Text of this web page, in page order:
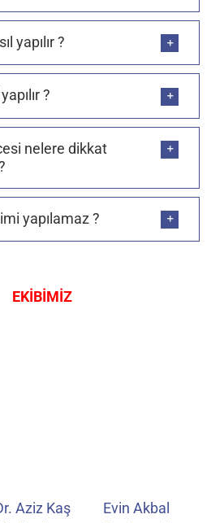
yapılır ?
?
nelere dikkat
yapılamaz ?
EKİBİMİZ
Aziz Kaş
Evin Akbal